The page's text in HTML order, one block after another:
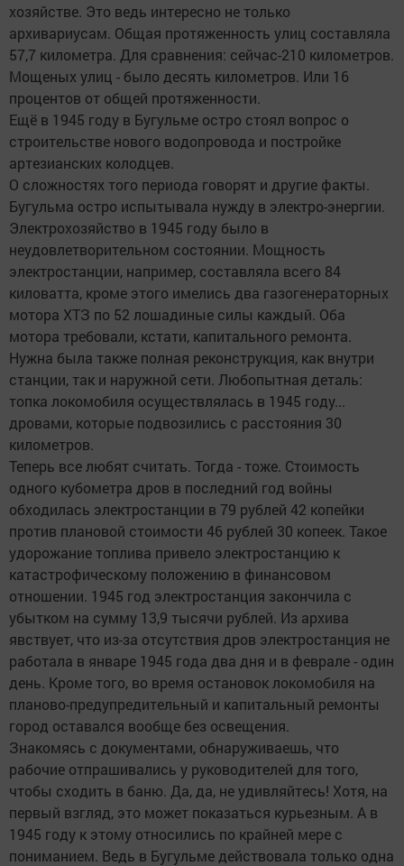
хозяйстве. Это ведь интересно не только
архивариусам. Общая протяженность улиц составляла
57,7 километра. Для сравнения: сейчас-210 километров.
Мощеных улиц - было десять километров. Или 16
процентов от общей протяженности.
Ещё в 1945 году в Бугульме остро стоял вопрос о
строительстве нового водопровода и постройке
артезианских колодцев.
О сложностях того периода говорят и другие факты.
Бугульма остро испытывала нужду в электро-энергии.
Электрохозяйство в 1945 году было в
неудовлетворительном состоянии. Мощность
электростанции, например, составляла всего 84
киловатта, кроме этого имелись два газогенераторных
мотора ХТЗ по 52 лошадиные силы каждый. Оба
мотора требовали, кстати, капитального ремонта.
Нужна была также полная реконструкция, как внутри
станции, так и наружной сети. Любопытная деталь:
топка локомобиля осуществлялась в 1945 году...
дровами, которые подвозились с расстояния 30
километров.
Теперь все любят считать. Тогда - тоже. Стоимость
одного кубометра дров в последний год войны
обходилась электростанции в 79 рублей 42 копейки
против плановой стоимости 46 рублей 30 копеек. Такое
удорожание топлива привело электростанцию к
катастрофическому положению в финансовом
отношении. 1945 год электростанция закончила с
убытком на сумму 13,9 тысячи рублей. Из архива
явствует, что из-за отсутствия дров электростанция не
работала в январе 1945 года два дня и в феврале - один
день. Кроме того, во время остановок локомобиля на
планово-предупредительный и капитальный ремонты
город оставался вообще без освещения.
Знакомясь с документами, обнаруживаешь, что
рабочие отпрашивались у руководителей для того,
чтобы сходить в баню. Да, да, не удивляйтесь! Хотя, на
первый взгляд, это может показаться курьезным. А в
1945 году к этому относились по крайней мере с
пониманием. Ведь в Бугульме действовала только одна